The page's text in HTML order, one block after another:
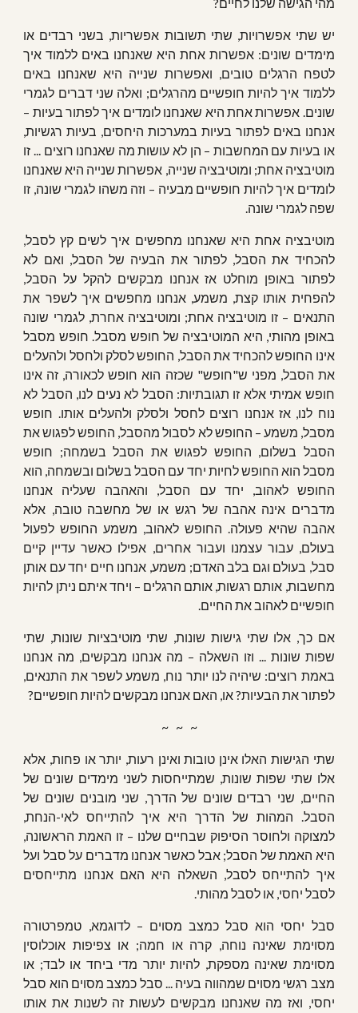
יש שתי אפשרויות, שתי תשובות אפשריות, בשני רבדים או
מימדים שונים: אפשרות אחת היא שאנחנו באים ללמוד איך
לטפח הרגלים טובים, ואפשרות שנייה היא שאנחנו באים
ללמוד איך להיות חופשיים מהרגלים; ואלה שני דברים לגמרי
שונים. אפשרות אחת היא שאנחנו לומדים איך לפתור בעיות –
אנחנו באים לפתור בעיות במערכות היחסים, בעיות רגשיות,
או בעיות עם המחשבות – הן לא עושות מה שאנחנו רוצים ... זו
מוטיבציה אחת; ומוטיבציה שנייה, אפשרות שנייה היא שאנחנו
לומדים איך להיות חופשיים מבעיה – וזה משהו לגמרי שונה, זו
שפה לגמרי שונה.
מוטיבציה אחת היא שאנחנו מחפשים איך לשים קץ לסבל,
להכחיד את הסבל, לפתור את הבעיה של הסבל, ואם לא
לפתור באופן מוחלט אז אנחנו מבקשים להקל על הסבל,
להפחית אותו קצת, משמע, אנחנו מחפשים איך לשפר את
התנאים – זו מוטיבציה אחת; ומוטיבציה אחרת, לגמרי שונה
באופן מהותי, היא המוטיבציה של חופש מסבל. חופש מסבל
אינו החופש להכחיד את הסבל, החופש לסלק ולחסל ולהעלים
את הסבל, מפני ש"חופש" שכזה הוא חופש לכאורה, זה אינו
חופש אמיתי אלא זו תגובתיות: הסבל לא נעים לנו, הסבל לא
נוח לנו, אז אנחנו רוצים לחסל ולסלק ולהעלים אותו. חופש
מסבל, משמע – החופש לא לסבול מהסבל, החופש לפגוש את
הסבל בשלום, החופש לפגוש את הסבל בשמחה; חופש
מסבל הוא החופש לחיות יחד עם הסבל בשלום ובשמחה, הוא
החופש לאהוב, יחד עם הסבל, והאהבה שעליה אנחנו
מדברים אינה אהבה של רגש או של מחשבה טובה, אלא
אהבה שהיא פעולה. החופש לאהוב, משמע החופש לפעול
בעולם, עבור עצמנו ועבור אחרים, אפילו כאשר עדיין קיים
סבל, בעולם וגם בלב האדם; משמע, אנחנו חיים יחד עם אותן
מחשבות, אותם רגשות, אותם הרגלים – ויחד איתם ניתן להיות
חופשיים לאהוב את החיים.
אם כך, אלו שתי גישות שונות, שתי מוטיבציות שונות, שתי
שפות שונות ... וזו השאלה – מה אנחנו מבקשים, מה אנחנו
באמת רוצים: שיהיה לנו יותר נוח, משמע לשפר את התנאים,
לפתור את הבעיות? או, האם אנחנו מבקשים להיות חופשיים?
~   ~   ~
שתי הגישות האלו אינן טובות ואינן רעות, יותר או פחות, אלא
אלו שתי שפות שונות, שמתייחסות לשני מימדים שונים של
החיים, שני רבדים שונים של הדרך, שני מובנים שונים של
הסבל. המהות של הדרך היא איך להתייחס לאי-הנחת,
למצוקה ולחוסר הסיפוק שבחיים שלנו – זו האמת הראשונה,
היא האמת של הסבל; אבל כאשר אנחנו מדברים על סבל ועל
איך להתייחס לסבל, השאלה היא האם אנחנו מתייחסים
לסבל יחסי, או לסבל מהותי.
סבל יחסי הוא סבל כמצב מסוים – לדוגמא, טמפרטורה
מסוימת שאינה נוחה, קרה או חמה; או צפיפות אוכלוסין
מסוימת שאינה מספקת, להיות יותר מדי ביחד או לבד; או
מצב רגשי מסוים שמהווה בעיה ... סבל כמצב מסוים הוא סבל
יחסי, ואז מה שאנחנו מבקשים לעשות זה לשנות את אותו